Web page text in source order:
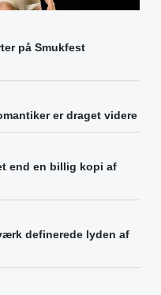
på Smukfest
er draget videre
end en billig kopi af
definerede lyden af